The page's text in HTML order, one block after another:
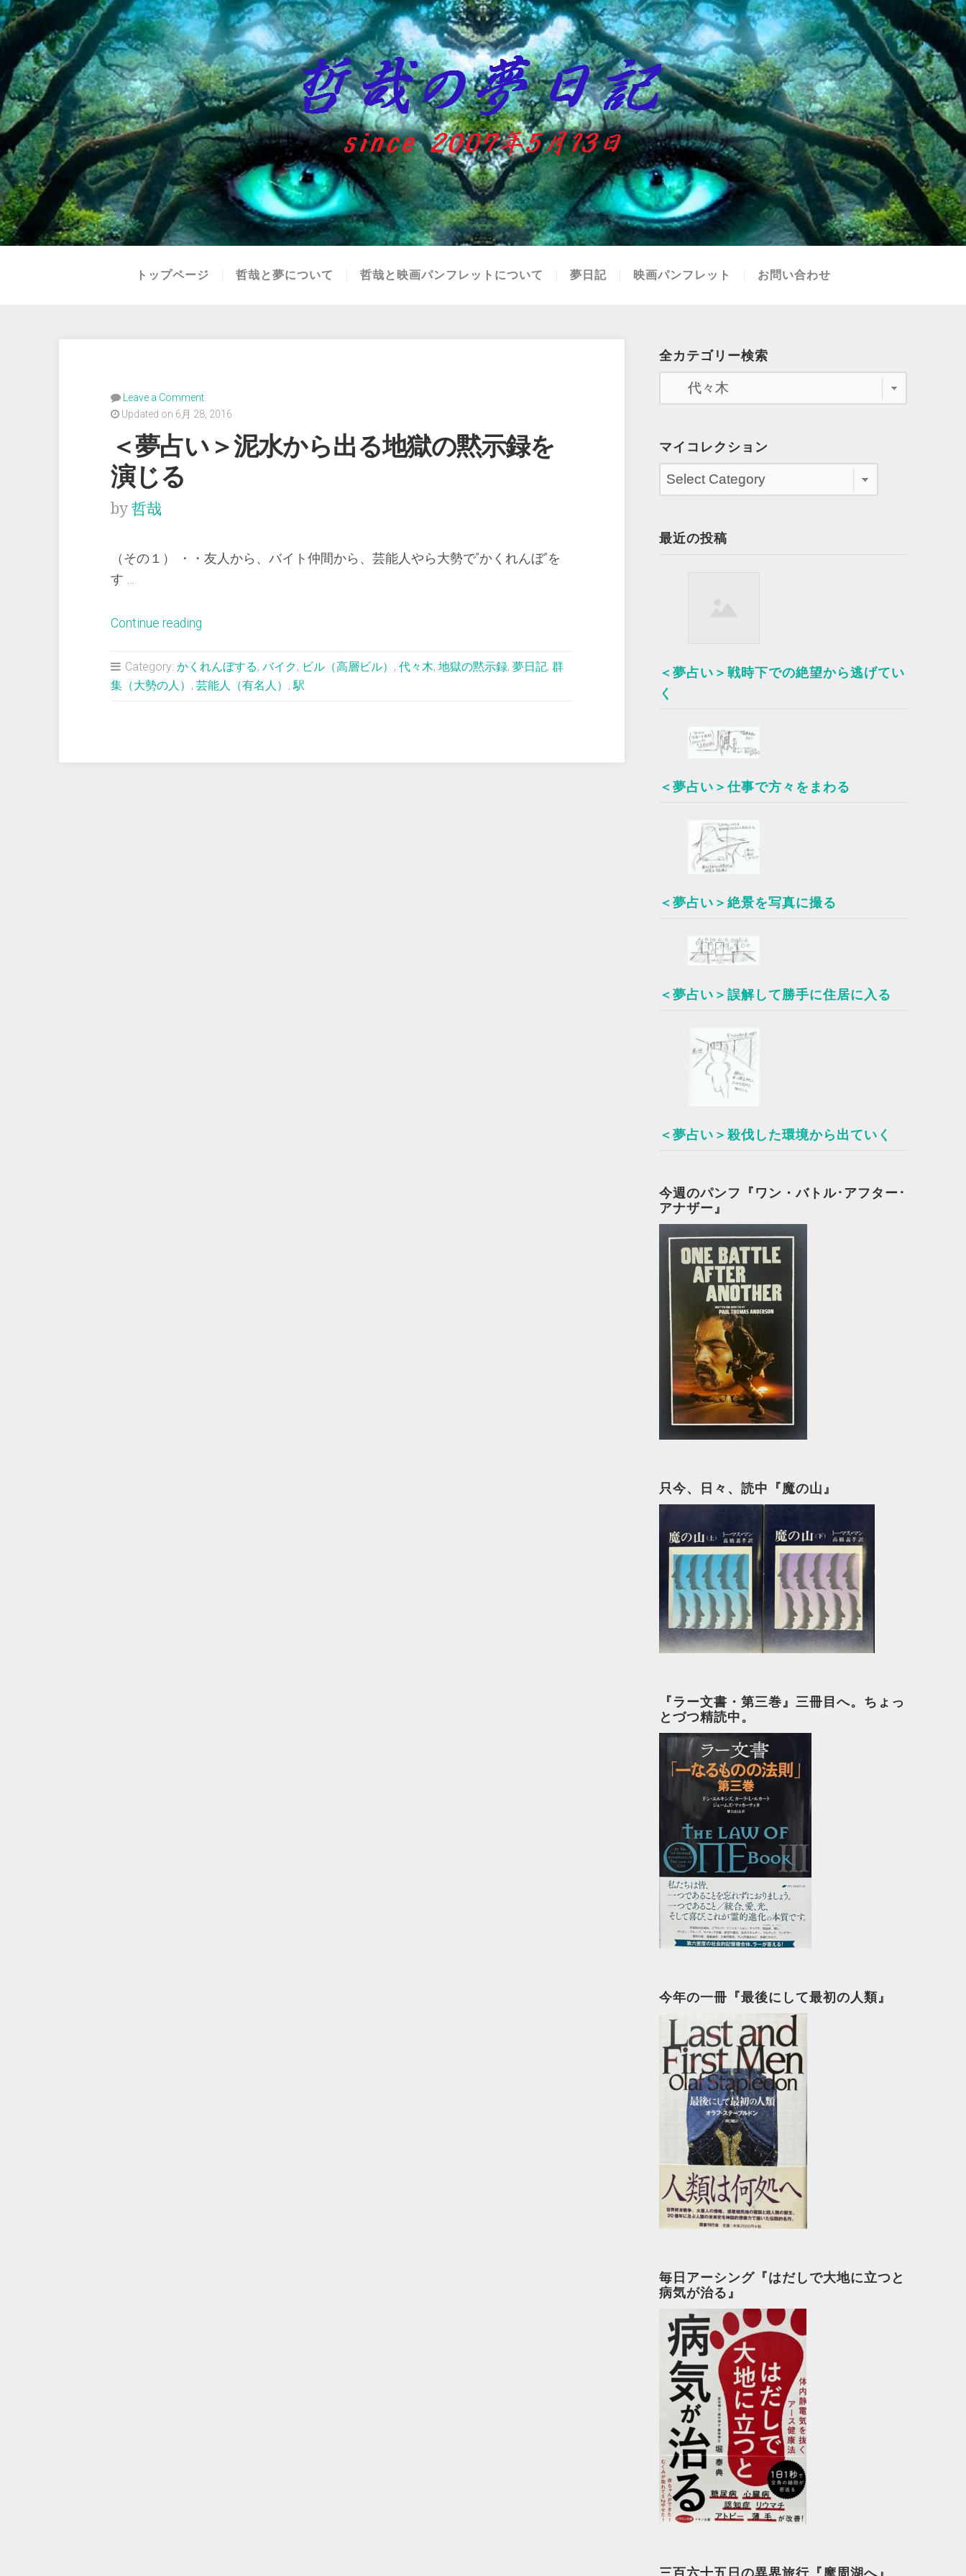
トップページ 哲哉と夢について 哲哉と映画パンフレットについて 夢日記 映画パンフレット お問い合わせ
Leave a Comment
Updated on 6月 28, 2016
＜夢占い＞泥水から出る地獄の黙示録を
演じる
by 哲哉
（その１） ・・友人から、バイト仲間から、芸能人やら大勢で”かくれんぼ”を
す …
Continue reading
占
い
Category: かくれんぼする, バイク, ビル（高層ビル） , 代々木, 地獄の黙示録, 夢日記, 群
集（大勢の人） , 芸能人（有名人） ,駅
全カテゴリー検索
マイコレクション
最近の投稿
＜夢占い＞戦時下での絶望から逃げてい
く
＜夢占い＞仕事で方々をまわる
＜夢占い＞絶景を写真に撮る
＜夢占い＞誤解して勝手に住居に入る
＜夢占い＞殺伐した環境から出ていく
今週のパンフ『ワン・バトル･アフター･
アナザー』
只今、日々、読中『魔の山』
『ラー文書・第三巻』三冊目へ。ちょっ
とづつ精読中。
今年の一冊『最後にして最初の人類』
毎日アーシング『はだしで大地に立つと
病気が治る』